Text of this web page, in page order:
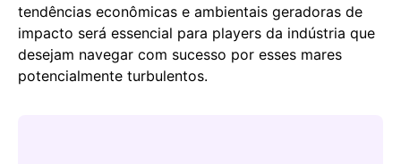
tendências econômicas e ambientais geradoras de
impacto será essencial para players da indústria que
desejam navegar com sucesso por esses mares
potencialmente turbulentos.